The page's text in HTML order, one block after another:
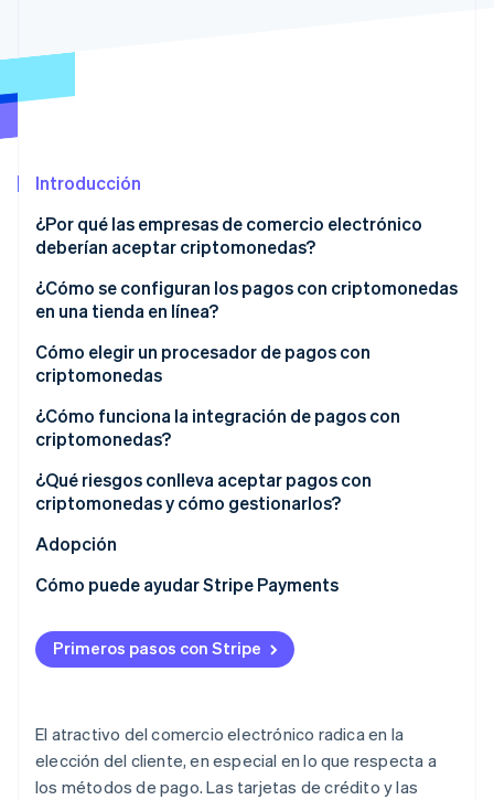
Introducción
¿Por qué las empresas de comercio electrónico
deberían aceptar criptomonedas?
¿Cómo se configuran los pagos con criptomonedas
en una tienda en línea?
Revisa las normas
Elige un procesador de pagos
Crea tu cuenta
Integra el proceso de compra
Usa carteras si las necesitas
Lanza y promociona
Cómo elegir un procesador de pagos con
criptomonedas
¿Cómo funciona la integración de pagos con
criptomonedas?
¿Qué riesgos conlleva aceptar pagos con
criptomonedas y cómo gestionarlos?
Volatilidad de precios
Transacciones irreversibles
Cumplimiento de la normativa y regulaciones
Impuestos y contabilidad
Adopción
Cómo puede ayudar Stripe Payments
Primeros pasos con Stripe
El atractivo del comercio electrónico radica en la
elección del cliente, en especial en lo que respecta a
los métodos de pago. Las tarjetas de crédito y las